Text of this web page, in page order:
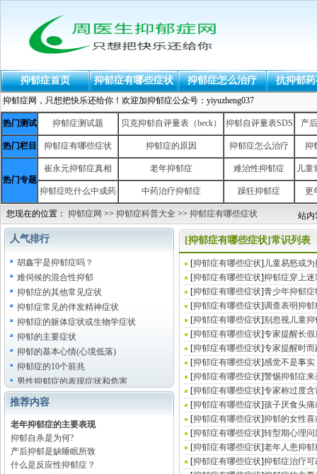
抑郁症首页 抑郁症有哪些症状 抑郁症怎么治疗 抗抑郁
抑郁症网，只想把快乐还给你！欢迎加抑郁症公众号：yiyuzheng037
热门测试 抑郁症测试题 贝克抑郁自评量表（beck） 抑郁自评量表SDS 产
热门栏目 抑郁症有哪些症状 抑郁症的原因 抑郁症怎么治疗 抑
热门专题
崔永元抑郁症真相 老年抑郁症 难治性抑郁症 儿童
抑郁症吃什么中成药 中药治疗抑郁症 躁狂抑郁症 更
您现在的位置： 抑郁症网 >> 抑郁症科普大全 >> 抑郁症有哪些症状 站
人气排行
胡鑫宇是抑郁症吗？
难伺候的混合性抑郁
抑郁症的其他常见症状
抑郁症常见的伴发精神症状
抑郁症的躯体症状或生物学症状
抑郁的主要症状
抑郁的基本心情(心境低落)
抑郁症的10个前兆
男性抑郁症的表现症状和危害
推荐内容
老年抑郁症的主要表现
抑郁自杀是为何?
产后抑郁是缺睡眠所致
什么是反应性抑郁症？
[抑郁症有哪些症状]常识列表
[抑郁症有哪些症状] 儿童易怒或
[抑郁症有哪些症状]抑郁症穿上迷
[抑郁症有哪些症状]青少年抑郁
[抑郁症有哪些症状]调查表明抑
[抑郁症有哪些症状]别忽视儿童抑
[抑郁症有哪些症状]专家提醒长
[抑郁症有哪些症状]专家提醒时
[抑郁症有哪些症状]感觉不是事实
[抑郁症有哪些症状]警惕抑郁症
[抑郁症有哪些症状]专家称过度
[抑郁症有哪些症状]孩子厌食头
[抑郁症有哪些症状]抑郁的女性
[抑郁症有哪些症状]转型期心理
[抑郁症有哪些症状]老年人患抑
[抑郁症有哪些症状]抑郁症治疗